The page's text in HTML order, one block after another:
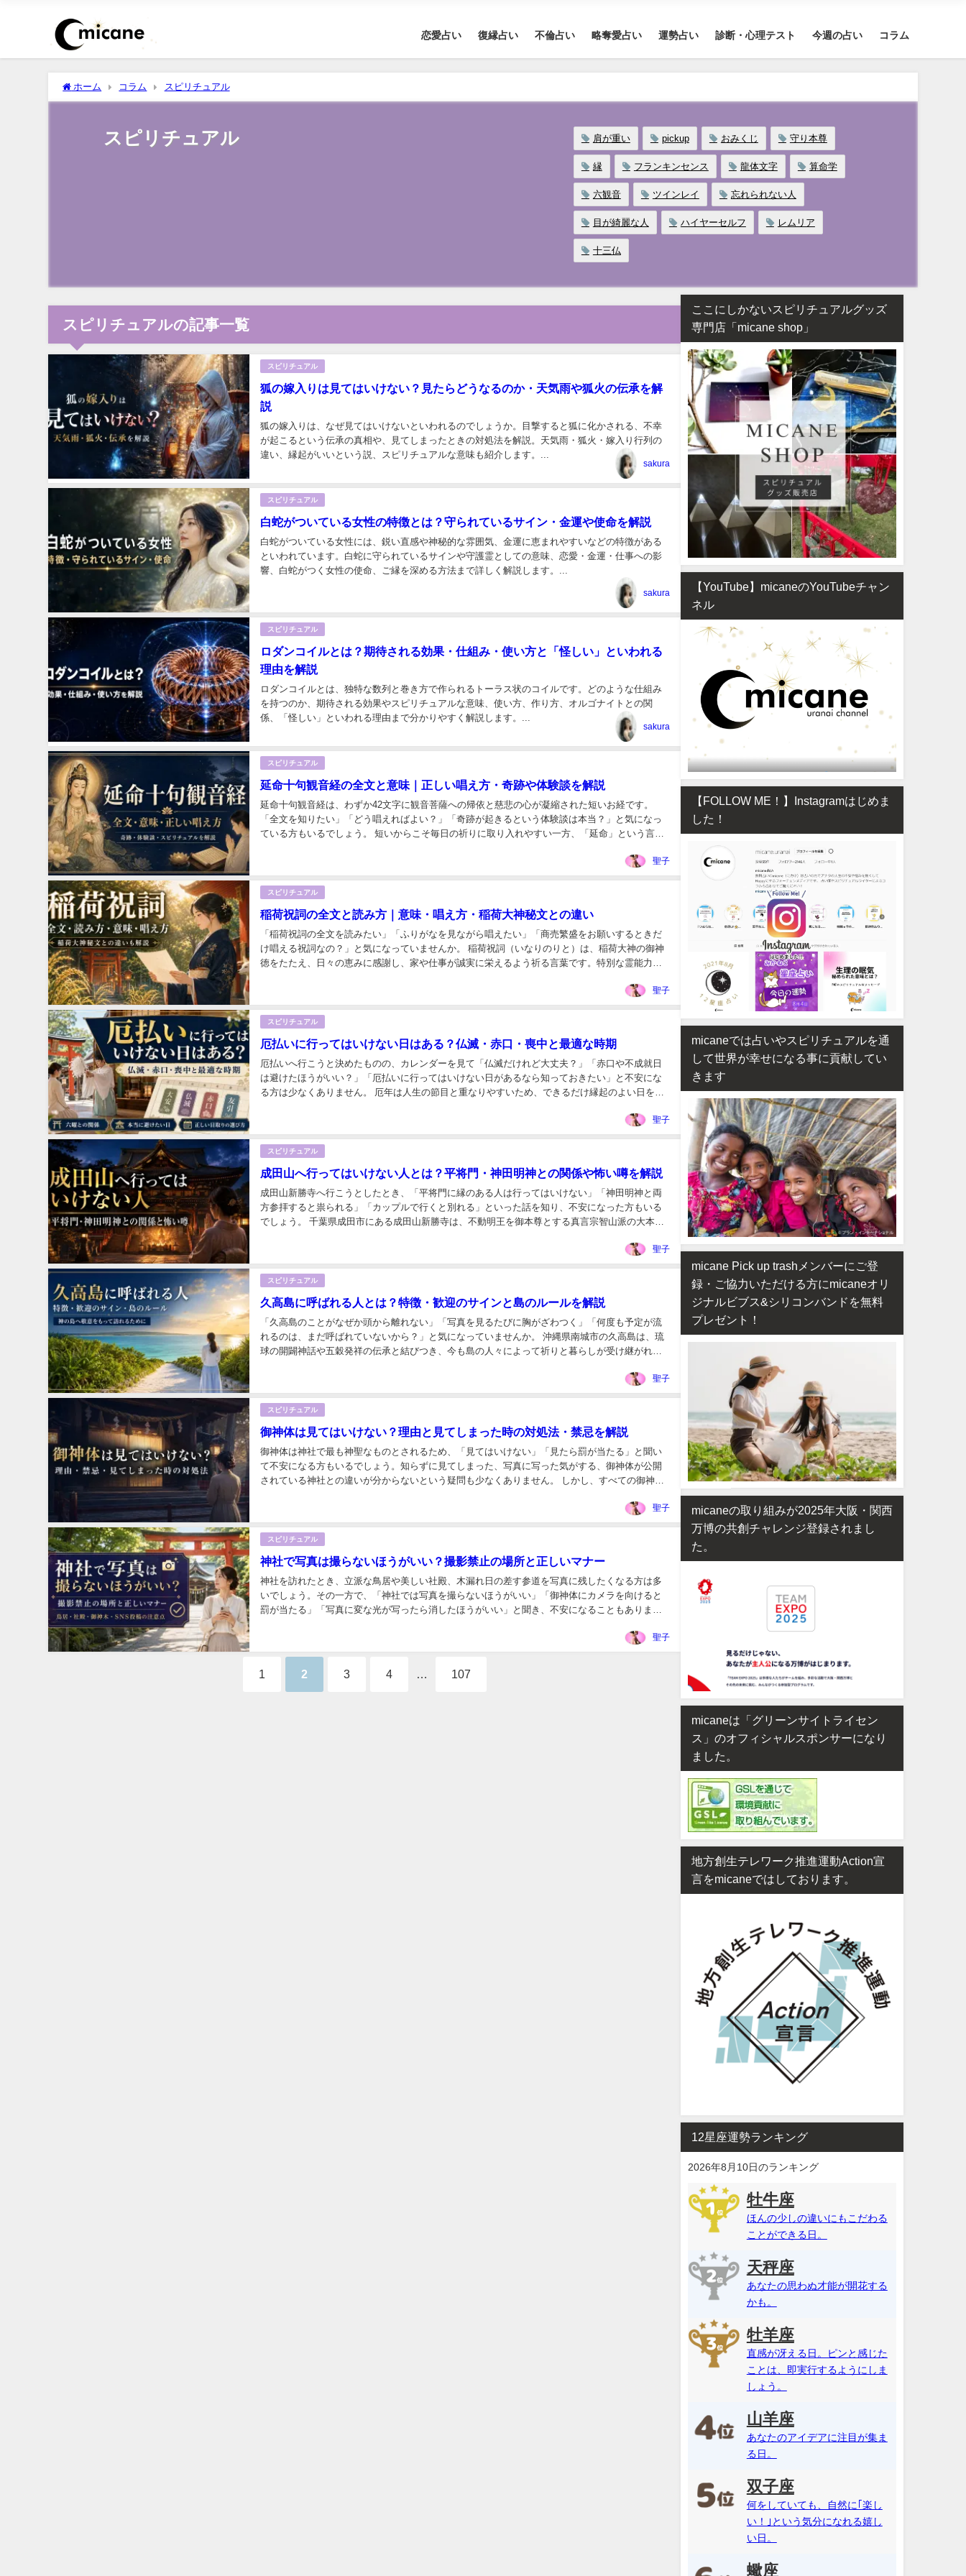
恋愛占い 復縁占い 不倫占い 略奪愛占い 運勢占い 診断・心理テスト 今週の占い コラム
ホーム コラム スピリチュアル
スピリチュアル 肩が重い pickup おみくじ 守り本尊
縁 フランキンセンス 龍体文字 算命学
六観音 ツインレイ 忘れられない人
目が綺麗な人 ハイヤーセルフ レムリア
十三仏
スピリチュアルの記事一覧
スピリチュアル
狐の嫁入りは見てはいけない？見たらどうなるのか・天気雨や狐火の伝承を解
説
狐の嫁入りは、なぜ見てはいけないといわれるのでしょうか。目撃すると狐に化かされる、不幸
が起こるという伝承の真相や、見てしまったときの対処法を解説。天気雨・狐火・嫁入り行列の
違い、縁起がいいという説、スピリチュアルな意味も紹介します。...
sakura
スピリチュアル
白蛇がついている女性の特徴とは？守られているサイン・金運や使命を解説
白蛇がついている女性には、鋭い直感や神秘的な雰囲気、金運に恵まれやすいなどの特徴がある
といわれています。白蛇に守られているサインや守護霊としての意味、恋愛・金運・仕事への影
響、白蛇がつく女性の使命、ご縁を深める方法まで詳しく解説します。...
sakura
スピリチュアル
ロダンコイルとは？期待される効果・仕組み・使い方と「怪しい」といわれる
理由を解説
ロダンコイルとは、独特な数列と巻き方で作られるトーラス状のコイルです。どのような仕組み
を持つのか、期待される効果やスピリチュアルな意味、使い方、作り方、オルゴナイトとの関
係、「怪しい」といわれる理由まで分かりやすく解説します。...
sakura
スピリチュアル
延命十句観音経の全文と意味｜正しい唱え方・奇跡や体験談を解説
延命十句観音経は、わずか42文字に観音菩薩への帰依と慈悲の心が凝縮された短いお経です。
「全文を知りたい」「どう唱えればよい？」「奇跡が起きるという体験談は本当？」と気になっ
ている方もいるでしょう。 短いからこそ毎日の祈りに取り入れやすい一方、「延命」という言葉
聖子
スピリチュアル
稲荷祝詞の全文と読み方｜意味・唱え方・稲荷大神秘文との違い
「稲荷祝詞の全文を読みたい」「ふりがなを見ながら唱えたい」「商売繁盛をお願いするときだ
け唱える祝詞なの？」と気になっていませんか。 稲荷祝詞（いなりのりと）は、稲荷大神の御神
徳をたたえ、日々の恵みに感謝し、家や仕事が誠実に栄えるよう祈る言葉です。特別な霊能力を
聖子
スピリチュアル
厄払いに行ってはいけない日はある？仏滅・赤口・喪中と最適な時期
厄払いへ行こうと決めたものの、カレンダーを見て「仏滅だけれど大丈夫？」「赤口や不成就日
は避けたほうがいい？」「厄払いに行ってはいけない日があるなら知っておきたい」と不安にな
る方は少なくありません。 厄年は人生の節目と重なりやすいため、できるだけ縁起のよい日を選
聖子
スピリチュアル
成田山へ行ってはいけない人とは？平将門・神田明神との関係や怖い噂を解説
成田山新勝寺へ行こうとしたとき、「平将門に縁のある人は行ってはいけない」「神田明神と両
方参拝すると祟られる」「カップルで行くと別れる」といった話を知り、不安になった方もいる
でしょう。 千葉県成田市にある成田山新勝寺は、不動明王を御本尊とする真言宗智山派の大本山
聖子
スピリチュアル
久高島に呼ばれる人とは？特徴・歓迎のサインと島のルールを解説
「久高島のことがなぜか頭から離れない」「写真を見るたびに胸がざわつく」「何度も予定が流
れるのは、まだ呼ばれていないから？」と気になっていませんか。 沖縄県南城市の久高島は、琉
球の開闢神話や五穀発祥の伝承と結びつき、今も島の人々によって祈りと暮らしが受け継がれて
聖子
スピリチュアル
御神体は見てはいけない？理由と見てしまった時の対処法・禁忌を解説
御神体は神社で最も神聖なものとされるため、「見てはいけない」「見たら罰が当たる」と聞い
て不安になる方もいるでしょう。知らずに見てしまった、写真に写った気がする、御神体が公開
されている神社との違いが分からないという疑問も少なくありません。 しかし、すべての御神体
聖子
スピリチュアル
神社で写真は撮らないほうがいい？撮影禁止の場所と正しいマナー
神社を訪れたとき、立派な鳥居や美しい社殿、木漏れ日の差す参道を写真に残したくなる方は多
いでしょう。その一方で、「神社では写真を撮らないほうがいい」「御神体にカメラを向けると
罰が当たる」「写真に変な光が写ったら消したほうがいい」と聞き、不安になることもありま
聖子
1 2 3 4 … 107
ここにしかないスピリチュアルグッズ
専門店「micane shop」
【YouTube】micaneのYouTubeチャン
ネル
【FOLLOW ME！】Instagramはじめま
した！
micaneでは占いやスピリチュアルを通
して世界が幸せになる事に貢献してい
きます
micane Pick up trashメンバーにご登
録・ご協力いただける方にmicaneオリ
ジナルビブス&シリコンバンドを無料
プレゼント！
micaneの取り組みが2025年大阪・関西
万博の共創チャレンジ登録されまし
た。
micaneは「グリーンサイトライセン
ス」のオフィシャルスポンサーになり
ました。
地方創生テレワーク推進運動Action宣
言をmicaneではしております。
12星座運勢ランキング
2026年8月10日のランキング
牡牛座
ほんの少しの違いにもこだわる
ことができる日。
天秤座
あなたの思わぬ才能が開花する
かも。
牡羊座
直感が冴える日。ピンと感じた
ことは、即実行するようにしま
しょう。
山羊座
あなたのアイデアに注目が集ま
る日。
双子座
何をしていても、自然に｢楽し
い！｣という気分になれる嬉し
い日。
蠍座